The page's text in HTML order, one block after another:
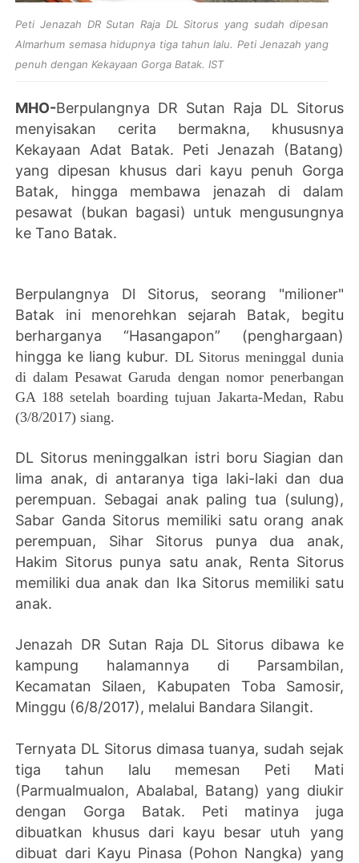
Peti Jenazah DR Sutan Raja DL Sitorus yang sudah dipesan
Almarhum semasa hidupnya tiga tahun lalu. Peti Jenazah yang
penuh dengan Kekayaan Gorga Batak. IST
MHO-Berpulangnya DR Sutan Raja DL Sitorus
menyisakan cerita bermakna, khususnya
Kekayaan Adat Batak. Peti Jenazah (Batang)
yang dipesan khusus dari kayu penuh Gorga
Batak, hingga membawa jenazah di dalam
pesawat (bukan bagasi) untuk mengusungnya
ke Tano Batak.
Berpulangnya Dl Sitorus, seorang "milioner"
Batak ini menorehkan sejarah Batak, begitu
berharganya “Hasangapon” (penghargaan)
hingga ke liang kubur. DL Sitorus meninggal dunia
di dalam Pesawat Garuda dengan nomor penerbangan
GA 188 setelah boarding tujuan Jakarta-Medan, Rabu
(3/8/2017) siang.
DL Sitorus meninggalkan istri boru Siagian dan
lima anak, di antaranya tiga laki-laki dan dua
perempuan. Sebagai anak paling tua (sulung),
Sabar Ganda Sitorus memiliki satu orang anak
perempuan, Sihar Sitorus punya dua anak,
Hakim Sitorus punya satu anak, Renta Sitorus
memiliki dua anak dan Ika Sitorus memiliki satu
anak.
Jenazah DR Sutan Raja DL Sitorus dibawa ke
kampung halamannya di Parsambilan,
Kecamatan Silaen, Kabupaten Toba Samosir,
Minggu (6/8/2017), melalui Bandara Silangit.
Ternyata DL Sitorus dimasa tuanya, sudah sejak
tiga tahun lalu memesan Peti Mati
(Parmualmualon, Abalabal, Batang) yang diukir
dengan Gorga Batak. Peti matinya juga
dibuatkan khusus dari kayu besar utuh yang
dibuat dari Kayu Pinasa (Pohon Nangka) yang